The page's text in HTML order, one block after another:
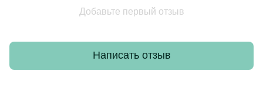
Добавьте первый отзыв
Написать отзыв